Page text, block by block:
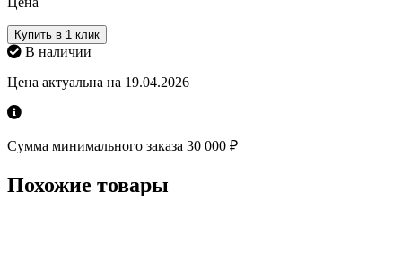
Купить в 1 клик
В наличии
Цена актуальна на 19.04.2026
Сумма минимального заказа 30 000 ₽
Похожие товары